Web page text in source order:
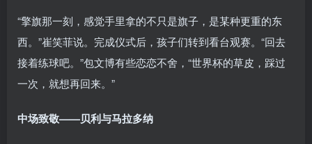
“擎旗那一刻，感觉手里拿的不只是旗子，是某种更重的东
西。”崔笑菲说。完成仪式后，孩子们转到看台观赛。“回去
接着练球吧。”包文博有些恋恋不舍，“世界杯的草皮，踩过
一次，就想再回来。”
中场致敬——贝利与马拉多纳